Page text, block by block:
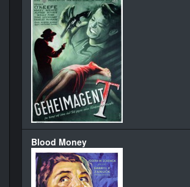
Blood Money